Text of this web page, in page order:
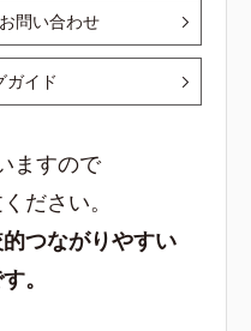
問い合わせ
ガイド
ますので
ださい。
つながりやすい
。